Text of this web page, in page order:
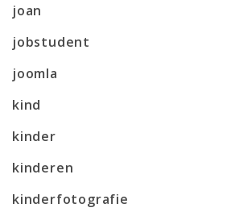
joan
jobstudent
joomla
kind
kinder
kinderen
kinderfotografie